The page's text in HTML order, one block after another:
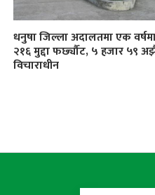
धनुषा जिल्ला अदालतमा एक
२१६ मुद्दा फर्छ्यौट, ५ हजार ५९
विचाराधीन